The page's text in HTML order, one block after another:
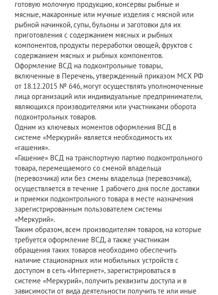
готовую молочную продукцию, консервы рыбные и
мясные, макаронные или мучные изделия с мясной или
рыбной начинкой, супы, бульоны и заготовки для их
приготовления с содержанием мясных и рыбных
компонентов, продукты переработки овощей, фруктов с
содержанием мясных и рыбных компонентов.
Оформление ВСД на подконтрольные товары,
включенные в Перечень, утвержденный приказом МСХ РФ
от 18.12.2015 № 646, могут осуществлять уполномоченные
лица организаций или индивидуальные предприниматели,
являющихся производителями или участниками оборота
подконтрольных товаров.
Одним из ключевых моментов оформления ВСД в
системе «Меркурий» является необходимость их
«гашения».
«Гашение» ВСД на транспортную партию подконтрольного
товара, перемещаемого со сменой владельца
(перевозчика) или без смены владельца (перевозчика),
осуществляется в течение 1 рабочего дня после доставки
и приемки подконтрольного товара в месте назначения
зарегистрированным пользователем системы
«Меркурий».
Таким образом, всем производителям товаров, на которые
требуется оформление ВСД, а также участникам
обращения таких товаров необходимо обеспечить
наличие стационарных или мобильных устройств с
доступом в сеть «Интернет», зарегистрироваться в
системе «Меркурий», получить реквизиты доступа и в
зависимости от вида деятельности получить те или иные